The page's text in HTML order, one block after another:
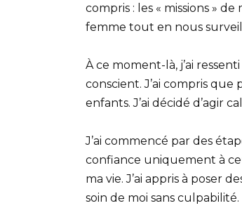
compris : les « missions »
femme tout en nous
À ce moment-là, j’ai
conscient. J’ai compris
enfants. J’ai décidé d’agir
J’ai commencé par des
confiance uniquement à
ma vie. J’ai appris à poser
soin de moi sans culpabilité.